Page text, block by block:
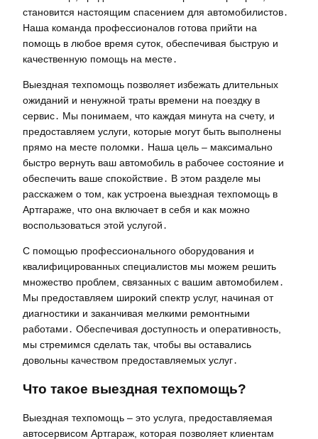
становится настоящим спасением для автомобилистов․
Наша команда профессионалов готова прийти на
помощь в любое время суток, обеспечивая быструю и
качественную помощь на месте․
Выездная техпомощь позволяет избежать длительных
ожиданий и ненужной траты времени на поездку в
сервис․ Мы понимаем, что каждая минута на счету, и
предоставляем услуги, которые могут быть выполнены
прямо на месте поломки․ Наша цель – максимально
быстро вернуть ваш автомобиль в рабочее состояние и
обеспечить ваше спокойствие․ В этом разделе мы
расскажем о том, как устроена выездная техпомощь в
Артгараже, что она включает в себя и как можно
воспользоваться этой услугой․
С помощью профессионального оборудования и
квалифицированных специалистов мы можем решить
множество проблем, связанных с вашим автомобилем․
Мы предоставляем широкий спектр услуг, начиная от
диагностики и заканчивая мелкими ремонтными
работами․ Обеспечивая доступность и оперативность,
мы стремимся сделать так, чтобы вы оставались
довольны качеством предоставляемых услуг․
Что такое выездная техпомощь?
Выездная техпомощь – это услуга, предоставляемая
автосервисом Артгараж, которая позволяет клиентам